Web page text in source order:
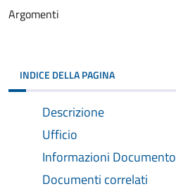
Argomenti
INDICE DELLA PAGINA
Descrizione
Ufficio
Informazioni Documento
Documenti correlati